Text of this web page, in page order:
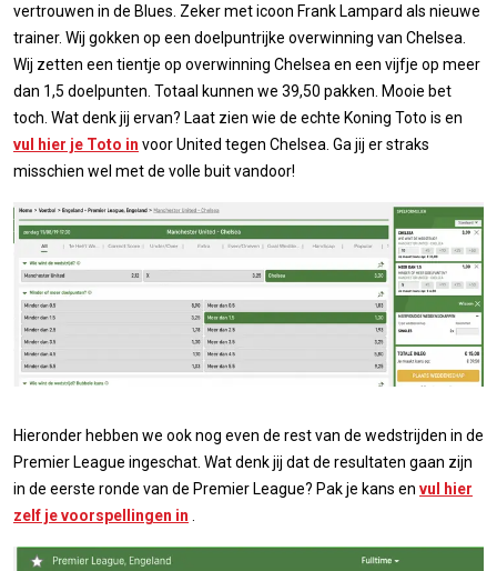
vertrouwen in de Blues. Zeker met icoon Frank Lampard als nieuwe
trainer. Wij gokken op een doelpuntrijke overwinning van Chelsea.
Wij zetten een tientje op overwinning Chelsea en een vijfje op meer
dan 1,5 doelpunten. Totaal kunnen we 39,50 pakken. Mooie bet
toch. Wat denk jij ervan? Laat zien wie de echte Koning Toto is en
vul hier je Toto in voor United tegen Chelsea. Ga jij er straks
misschien wel met de volle buit vandoor!
Hieronder hebben we ook nog even de rest van de wedstrijden in de
Premier League ingeschat. Wat denk jij dat de resultaten gaan zijn
in de eerste ronde van de Premier League? Pak je kans en vul hier
zelf je voorspellingen in